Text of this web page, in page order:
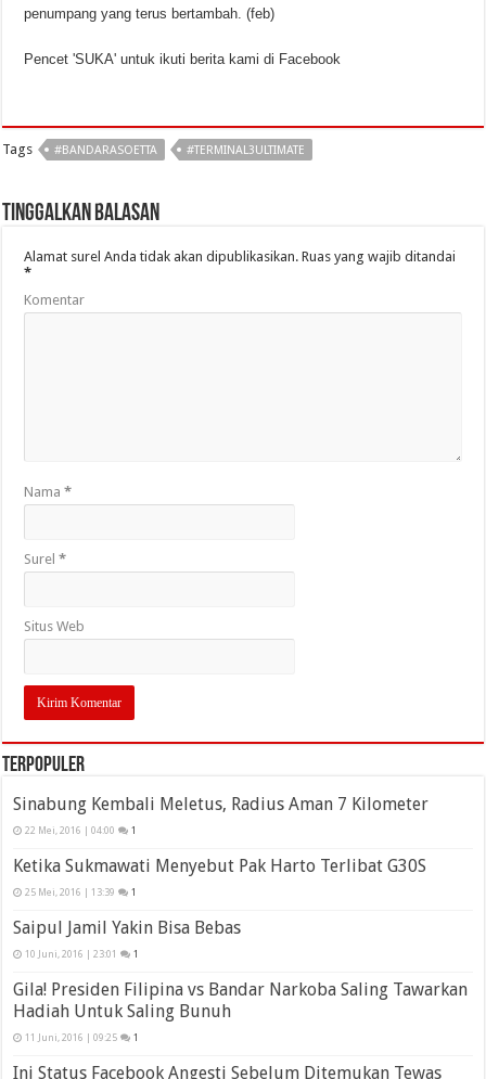
penumpang yang terus bertambah. (feb)
Pencet 'SUKA' untuk ikuti berita kami di Facebook
Tags #BANDARASOETTA #TERMINAL3ULTIMATE
Tinggalkan Balasan
Alamat surel Anda tidak akan dipublikasikan. Ruas yang wajib ditandai
*
Komentar
Nama*
Surel*
Situs Web
Terpopuler
Sinabung Kembali Meletus, Radius Aman 7 Kilometer
22 Mei, 2016 | 04:00 1
Ketika Sukmawati Menyebut Pak Harto Terlibat G30S
25 Mei, 2016 | 13:39 1
Saipul Jamil Yakin Bisa Bebas
10 Juni, 2016 | 23:01 1
Gila! Presiden Filipina vs Bandar Narkoba Saling Tawarkan
Hadiah Untuk Saling Bunuh
11 Juni, 2016 | 09:25 1
Ini Status Facebook Angesti Sebelum Ditemukan Tewas